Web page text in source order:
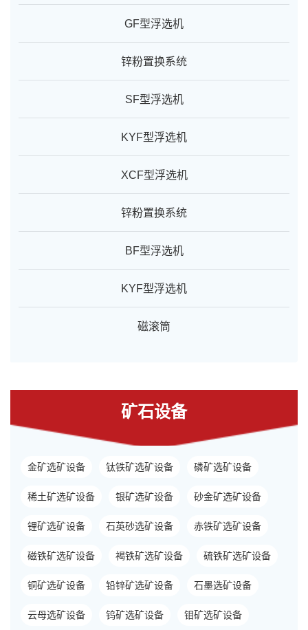
GF型浮选机
锌粉置换系统
SF型浮选机
KYF型浮选机
XCF型浮选机
锌粉置换系统
BF型浮选机
KYF型浮选机
磁滚筒
矿石设备
金矿选矿设备 钛铁矿选矿设备 磷矿选矿设备
稀土矿选矿设备 银矿选矿设备 砂金矿选矿设备
锂矿选矿设备 石英砂选矿设备 赤铁矿选矿设备
磁铁矿选矿设备 褐铁矿选矿设备 硫铁矿选矿设备
铜矿选矿设备 铅锌矿选矿设备 石墨选矿设备
云母选矿设备 钨矿选矿设备 钼矿选矿设备